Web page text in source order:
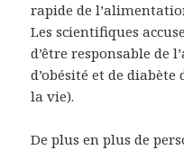
rapide de
Les scientifiques
d’être responsable de
d’obésité et de
la vie).
De plus en plus de